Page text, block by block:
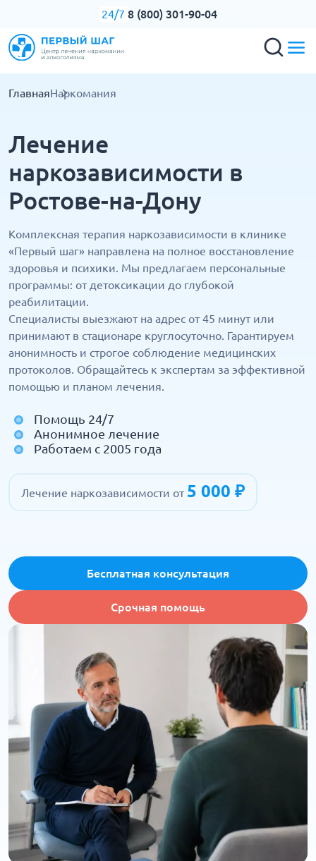
24/7 8 (800) 301-90-04
ГлавнаяНаркомания
Лечение
наркозависимости в
Ростове-на-Дону
Комплексная терапия наркозависимости в клинике
«Первый шаг» направлена на полное восстановление
здоровья и психики. Мы предлагаем персональные
программы: от детоксикации до глубокой
реабилитации.
Специалисты выезжают на адрес от 45 минут или
принимают в стационаре круглосуточно. Гарантируем
анонимность и строгое соблюдение медицинских
протоколов. Обращайтесь к экспертам за эффективной
помощью и планом лечения.
Помощь 24/7
Анонимное лечение
Работаем с 2005 года
Лечение наркозависимости от 5 000 ₽
Бесплатная консультация
Срочная помощь